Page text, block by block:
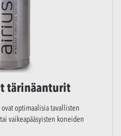
tärinäanturit
optimaalisia tavallisten
vaikeapääsyisten koneiden